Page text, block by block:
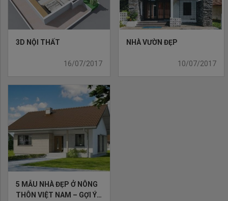
3D NỘI THẤT
16/07/2017
NHÀ VƯỜN ĐẸP
10/07/2017
5 MẪU NHÀ ĐẸP Ở NÔNG
THÔN VIỆT NAM – GỢI Ý